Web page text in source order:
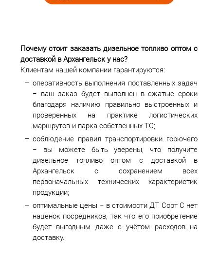
Почему стоит заказать дизельное топливо оптом с
доставкой вАрхангельск у нас?
Клиентам нашей компании гарантируются:
оперативность выполнения поставленных задач
− ваш заказ будет выполнен в сжатые сроки
благодаря наличию правильно выстроенных и
проверенных на практике логистических
маршрутов и парка собственных ТС;
соблюдение правил транспортировки горючего
− вы можете быть уверены, что получите
дизельное топливо оптом с доставкой в
Архангельск с сохранением всех
первоначальных технических характеристик
продукции;
оптимальные цены − в стоимости ДТ Сорт С нет
наценок посредников, так что его приобретение
будет выгодным даже с учётом расходов на
доставку.